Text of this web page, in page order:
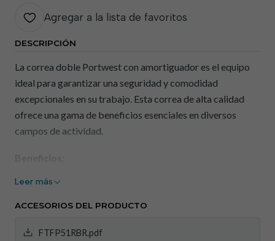
Agregar a la lista de favoritos
DESCRIPCIÓN
La correa doble Portwest con amortiguador es el equipo
ideal para garantizar una seguridad y comodidad
excepcionales en su trabajo. Esta correa de alta calidad
ofrece una gama de beneficios esenciales en diversos
campos de actividad.
Protección mejorada: El amortiguador integrado
reduce el impacto en caso de caídas, minimizando el
Comodidad personalizada: Con ajustes precisos, la
Leer más
ACCESORIOS DEL PRODUCTO
FTFP51RBR.pdf